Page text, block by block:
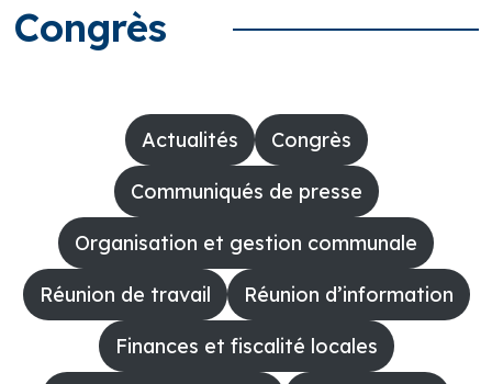
Congrès
Actualités Congrès
Communiqués de presse
Organisation et gestion communale
Réunion de travail Réunion d’information
Finances et fiscalité locales